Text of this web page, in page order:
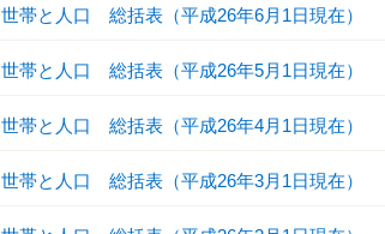
世帯と人口 総括表（平成26年6月1日現在）
世帯と人口 総括表（平成26年5月1日現在）
世帯と人口 総括表（平成26年4月1日現在）
世帯と人口 総括表（平成26年3月1日現在）